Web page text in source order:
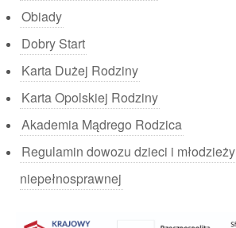
Obiady
Dobry Start
Karta Dużej Rodziny
Karta Opolskiej Rodziny
Akademia Mądrego Rodzica
Regulamin dowozu dzieci i młodzieży
niepełnosprawnej